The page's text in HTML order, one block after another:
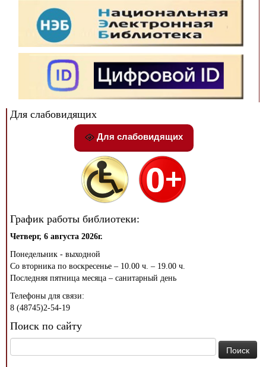
Для слабовидящих
Для слабовидящих
График работы библиотеки:
Четверг, 6 августа 2026г.
Понедельник - выходной
Со вторника по воскресенье – 10.00 ч. – 19.00 ч.
Последняя пятница месяца – санитарный день
Телефоны для связи:
8 (48745)2-54-19
Поиск по сайту